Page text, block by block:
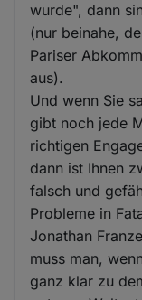
wurde", dann
(nur beinahe,
Pariser
aus).
Und wenn Sie
gibt noch jede
richtigen
dann ist Ihnen
falsch und
Probleme in
Jonathan
muss man,
ganz klar zu